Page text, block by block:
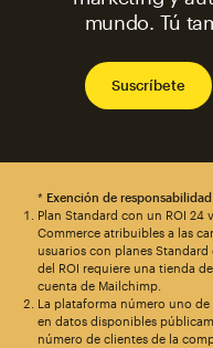
mundo. Tú
Suscríbete
* Exención de responsabilidad
Plan Standard con un ROI 24
Commerce atribuibles a las
usuarios con planes
del ROI requiere una tienda
cuenta de Mailchimp.
La plataforma número uno
en datos disponibles
número de clientes de la